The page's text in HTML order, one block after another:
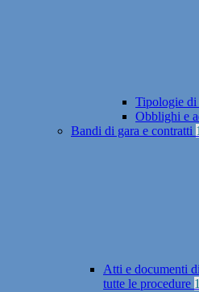
Tipologie
Obblighi e
Bandi di gara e contratti
Atti e documenti
tutte le procedure